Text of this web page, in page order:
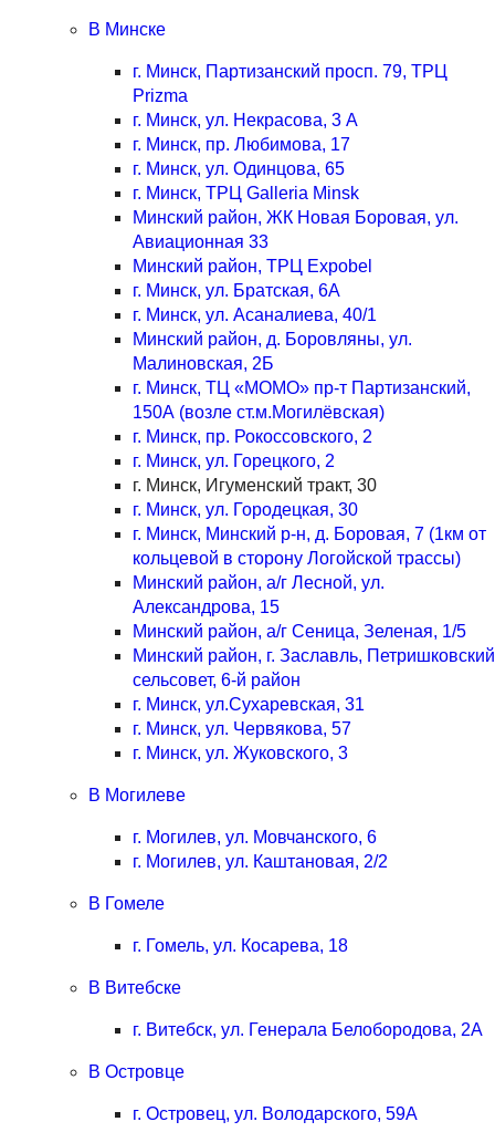
В Минске
г. Минск, Партизанский просп. 79, ТРЦ
Prizma
г. Минск, ул. Некрасова, 3 А
г. Минск, пр. Любимова, 17
г. Минск, ул. Одинцова, 65
г. Минск, ТРЦ Galleria Minsk
Минский район, ЖК Новая Боровая, ул.
Авиационная 33
Минский район, ТРЦ Expobel
г. Минск, ул. Братская, 6А
г. Минск, ул. Асаналиева, 40/1
Минский район, д. Боровляны, ул.
Малиновская, 2Б
г. Минск, ТЦ «МОМО» пр-т Партизанский,
150А (возле ст.м.Могилёвская)
г. Минск, пр. Рокоссовского, 2
г. Минск, ул. Горецкого, 2
г. Минск, Игуменский тракт, 30
г. Минск, ул. Городецкая, 30
г. Минск, Минский р-н, д. Боровая, 7 (1км от
кольцевой в сторону Логойской трассы)
Минский район, а/г Лесной, ул.
Александрова, 15
Минский район, а/г Сеница, Зеленая, 1/5
Минский район, г. Заславль, Петришковский
сельсовет, 6-й район
г. Минск, ул.Сухаревская, 31
г. Минск, ул. Червякова, 57
г. Минск, ул. Жуковского, 3
В Могилеве
г. Могилев, ул. Мовчанского, 6
г. Могилев, ул. Каштановая, 2/2
В Гомеле
г. Гомель, ул. Косарева, 18
В Витебске
г. Витебск, ул. Генерала Белобородова, 2А
В Островце
г. Островец, ул. Володарского, 59А